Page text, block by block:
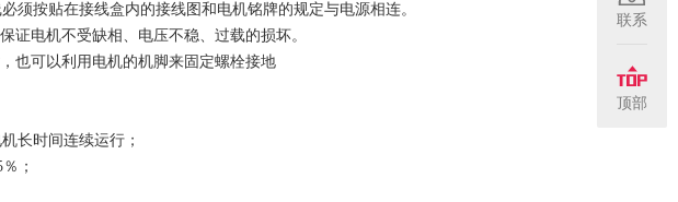
按贴在接线盒内的接线图和电机铭牌的规定与电源相连。
证电机不受缺相、电压不稳、过载的损坏。
也可以利用电机的机脚来固定螺栓接地
长时间连续运行；
；
联系
顶部